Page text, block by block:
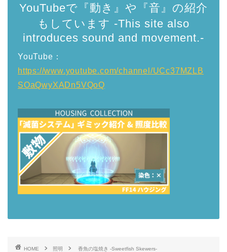
YouTubeで『動き』や『音』の紹介
もしています -This site also
introduces sound and movement.-
YouTube：
https://www.youtube.com/channel/UCc37MZLB
SOaQwyXADn5VQoQ
HOME 照明 香魚の塩焼き -Sweetfish Skewers-